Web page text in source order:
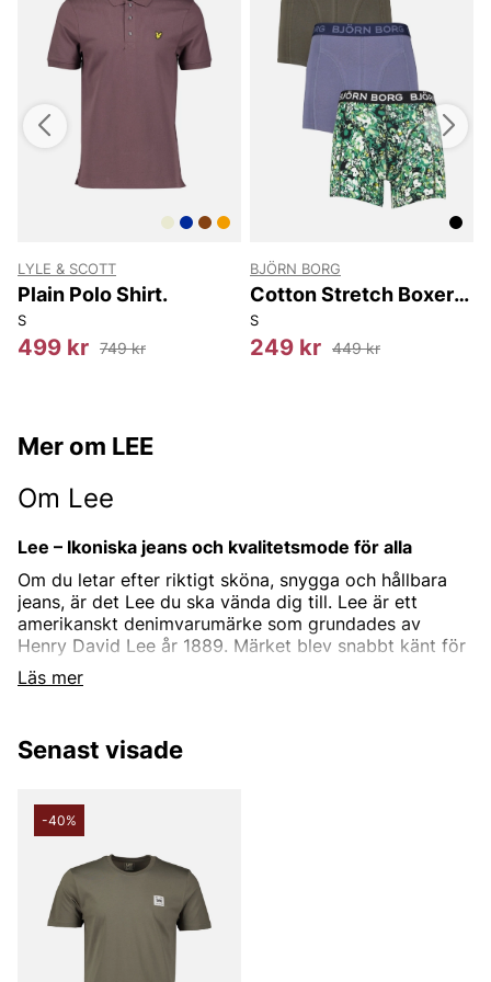
LYLE & SCOTT
Plain Polo Shirt.
S
499 kr 749 kr
BJÖRN BORG
Cotton Stretch Boxer
3P
S
249 kr 449 kr
Mer om LEE
Läs mer
Om Lee
Lee – Ikoniska jeans och kvalitetsmode för alla
Om du letar efter riktigt sköna, snygga och hållbara
jeans, är det Lee du ska vända dig till. Lee är ett
amerikanskt denimvarumärke som grundades av
Henry David Lee år 1889. Märket blev snabbt känt för
sina ikoniska "Rider Jeans," som lanserades på 1920-
talet. Dessa uttrycksfulla jeans, utrustade med gylf,
erfarenhet fortsätter Lee att vara en föregångare inom
Ett brett sortiment från Lee
Idag erbjuder Lee mycket mer än bara herrjeans. I
sortimentet hittar du allt från Lee-skjortor, t-shirts,
jackor och byxor till mössor och tröjor. Många av
dessa plagg har en subtil cowboykänsla, men Lee
erbjuder även neutrala och stilrena alternativ. För dig
Senast visade
-40%